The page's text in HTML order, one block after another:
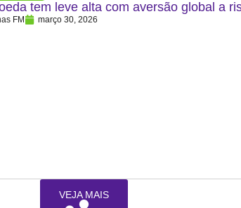
tem leve alta com aversão global a
FM março 30, 2026
VEJA MAIS